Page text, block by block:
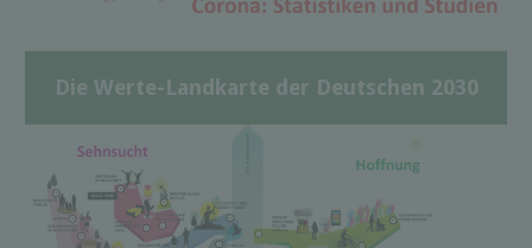
Die Werte-Landkarte der Deutschen 2030